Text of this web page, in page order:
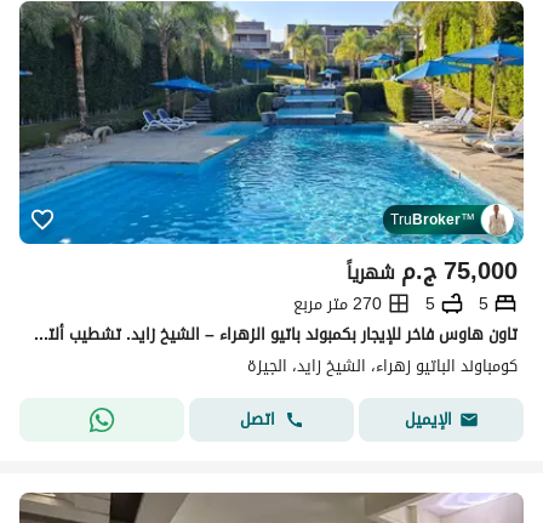
TruBroker™
ج.م75,000 شهرياً
5
5
270 متر مربع
تاون هاوس فاخر للإيجار بكمبوند باتيو الزهراء – الشيخ زايد. تشطيب ألترا لوكس + أسانسير داخلي — 5 غرف نوم، 4 حمامات، ريسبشن عصري. الإيجار شامل المطبخ وا
كومباوند الباتيو زهراء، الشيخ زايد، الجيزة
الإيميل
اتصل